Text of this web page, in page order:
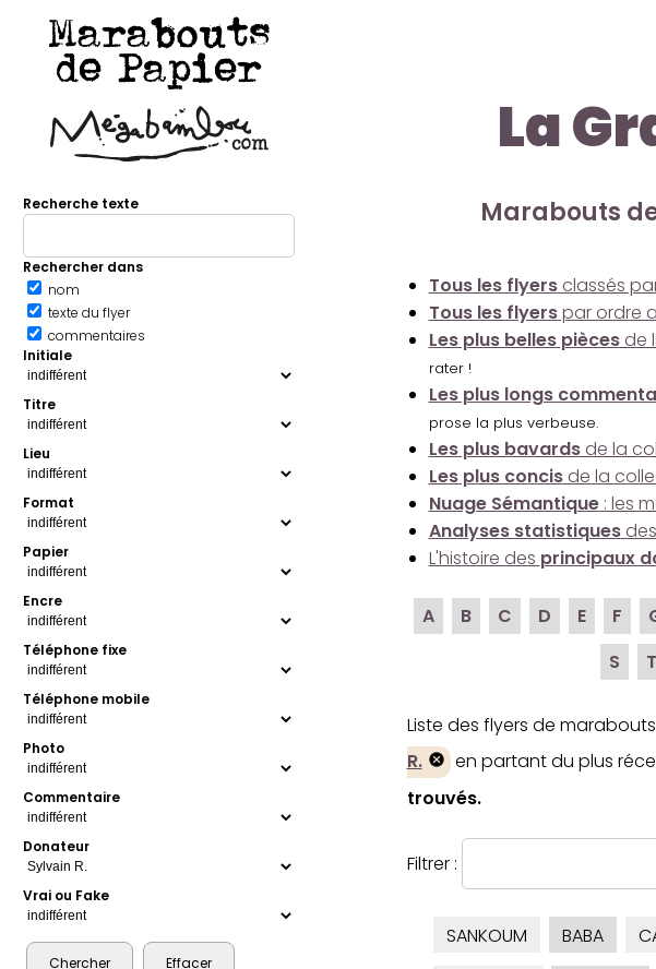
Marabouts
de Papier
Recherche texte
Rechercher dans
nom
texte du flyer
commentaires
Initiale
Titre
Lieu
Format
Papier
Encre
Téléphone fixe
Téléphone mobile
Photo
Commentaire
Donateur
Vrai ou Fake
La
Marabouts
Tous les flyersclassés
Tous les flyerspar ordre
Les plus belles piècesde
rater !
Les plus longs
prose la plus verbeuse.
Les plus bavardsde la
Les plus concisde la
Nuage Sémantique: les
Analyses statistiques
L'histoire des principaux
A B C D E F
S
T
Liste des flyers de
R.
en partant du plus
trouvés.
Filtrer :
SANKOUM BABA